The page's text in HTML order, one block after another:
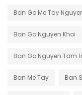
Ban Go Me Tay
Ban Go Nguyen Khoi
Ban Go Nguyen Tam
Ban Me Tay Ban